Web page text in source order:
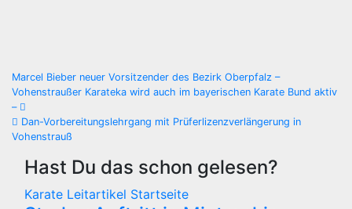
Beitragsnavigation
Marcel Bieber neuer Vorsitzender des Bezirk Oberpfalz –
Vohenstraußer Karateka wird auch im bayerischen Karate Bund aktiv
–
Dan-Vorbereitungslehrgang mit Prüferlizenzverlängerung in
Vohenstrauß
Hast Du das schon gelesen?
Karate Leitartikel Startseite